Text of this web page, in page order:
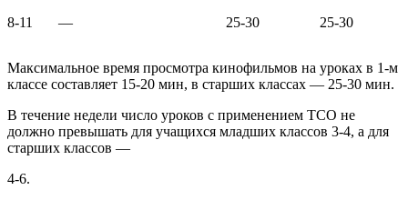
8-11 — 25-30 25-30
Максимальное время просмотра кинофильмов на уроках в 1-м
классе составляет 15-20 мин, в старших классах — 25-30 мин.
В течение недели число уроков с применением ТСО не
должно превышать для учащихся младших классов 3-4, а для
старших классов —
4-6.